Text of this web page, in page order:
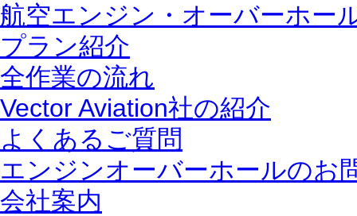
航空エンジン・オーバーホー
プラン紹介
全作業の流れ
Vector Aviation社の紹介
よくあるご質問
エンジンオーバーホールのお
会社案内